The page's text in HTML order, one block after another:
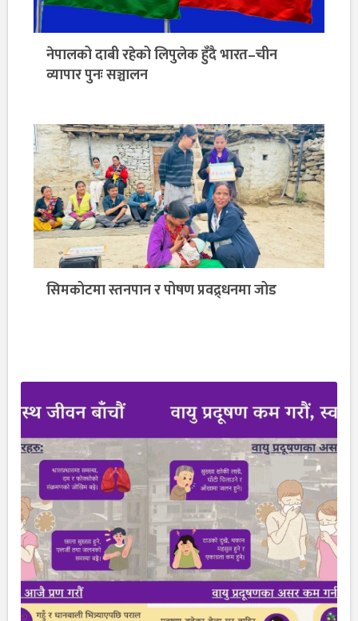
नेपालको दाबी रहेको लिपुलेक हुँदै भारत–चीन
व्यापार पुनः सञ्चालन
सिमकोटमा स्तनपान र पोषण प्रवद्र्धनमा जोड